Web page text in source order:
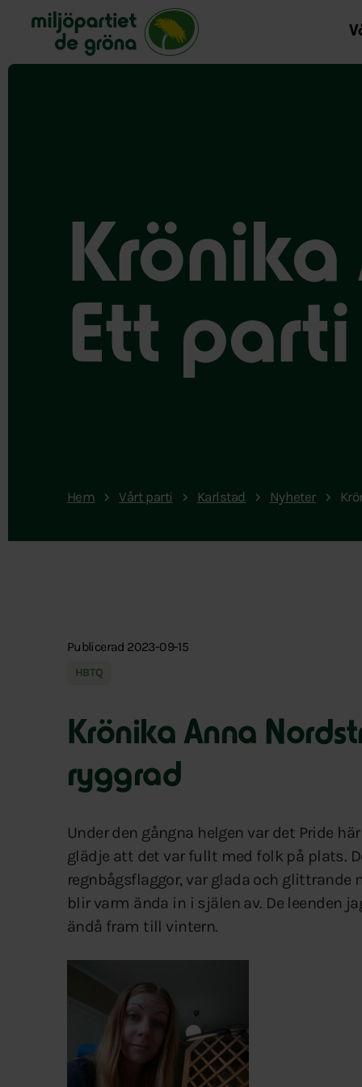
Miljöpartiet de gröna, startsida
Krönika
Ett
Hem Vårt parti Karlstad Nyheter
Publicerad 2023-09-15
HBTQ
Krönika Anna
ryggrad
Under den gångna helgen var det Pride
glädje att det var fullt med folk på plats.
regnbågsflaggor, var glada och
blir varm ända in i själen av. De leenden
ändå fram till vintern.